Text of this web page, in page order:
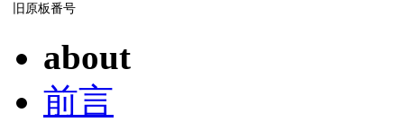
旧原板番号
about
前言